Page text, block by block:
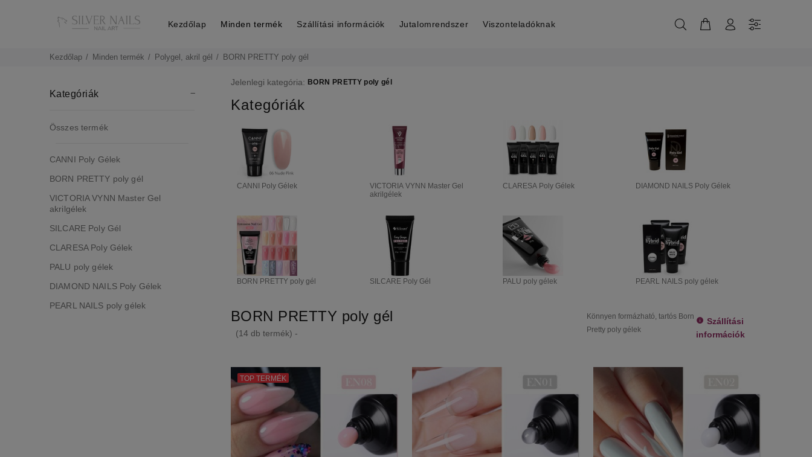
Kezdőlap Minden termék Szállítási információk Jutalomrendszer Viszonteladóknak
Kezdőlap Minden termék Polygel, akril gél BORN PRETTY poly gél
Kategóriák
Összes termék
CANNI Poly Gélek
BORN PRETTY poly gél
VICTORIA VYNN Master Gel
akrilgélek
SILCARE Poly Gél
CLARESA Poly Gélek
PALU poly gélek
DIAMOND NAILS Poly Gélek
PEARL NAILS poly gélek
Jelenlegi kategória: BORN PRETTY poly gél
Kategóriák
CANNI Poly Gélek
BORN PRETTY poly gél
VICTORIA VYNN Master Gel
akrilgélek
SILCARE Poly Gél
CLARESA Poly Gélek
PALU poly gélek
DIAMOND NAILS Poly Gélek
PEARL NAILS poly gélek
BORN PRETTY poly gél
(14 db termék) -
Könnyen formázható, tartós Born
Pretty poly gélek
Szállítási
információk
TOP TERMÉK